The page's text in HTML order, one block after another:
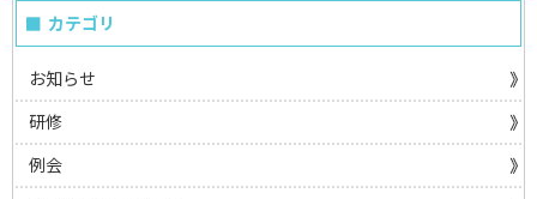
カテゴリ
お知らせ
研修
例会